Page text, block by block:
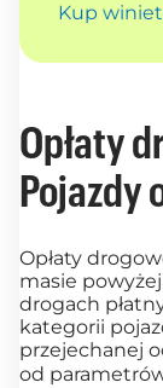
Kup
Opłaty
Pojazdy
Opłaty
masie
drogach
kategorii
przejechanej
od